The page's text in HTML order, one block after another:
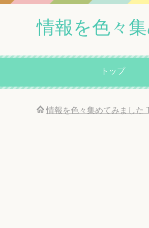
情報を色々
トップ
情報を色々集めてみました